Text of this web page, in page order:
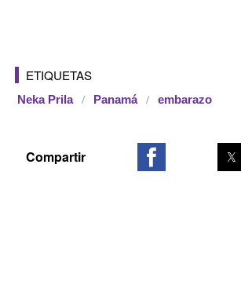
ETIQUETAS
Neka Prila Panamá embarazo